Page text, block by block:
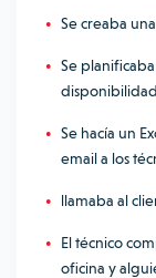
Se creaba
Se
Se hacía un
email a los
llamaba al
El técnico
oficina y